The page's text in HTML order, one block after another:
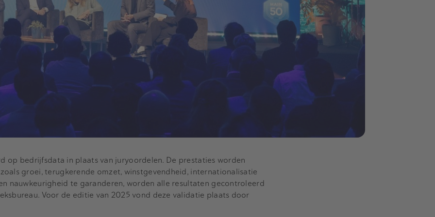
op bedrijfsdata in plaats van juryoordelen. De prestaties worden
groei, terugkerende omzet, winstgevendheid, internationalisatie
nauwkeurigheid te garanderen, worden alle resultaten gecontroleerd
Voor de editie van 2025 vond deze validatie plaats door